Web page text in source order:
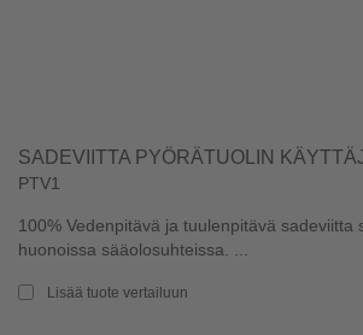
SADEVIITTA PYÖRÄTUOLIN
PTV1
100% Vedenpitävä ja tuulenpitävä sadeviitta
huonoissa sääolosuhteissa. ...
Lisää tuote vertailuun